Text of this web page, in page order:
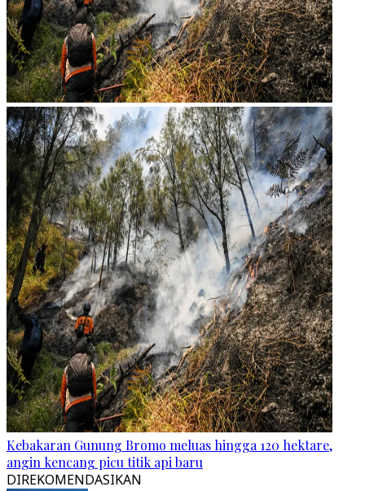
Kebakaran Gunung Bromo meluas hingga 120 hektare,
angin kencang picu titik api baru
DIREKOMENDASIKAN